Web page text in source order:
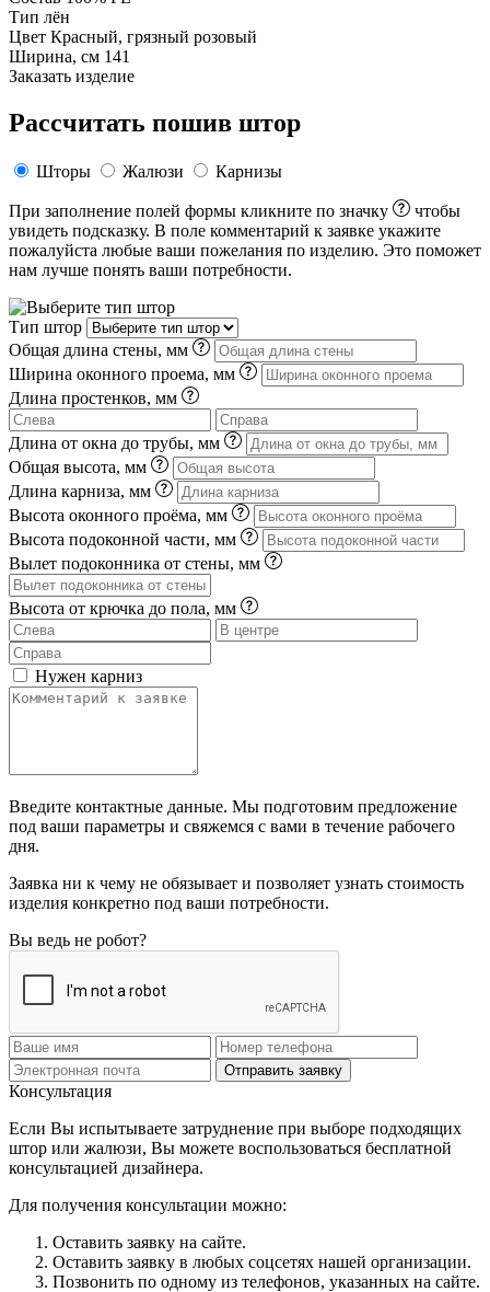
Тип лён
Цвет Красный, грязный розовый
Ширина, см 141
Заказать изделие
Рассчитать пошив штор
Шторы Жалюзи Карнизы
При заполнение полей формы кликните по значку
чтобы
увидеть подсказку. В поле комментарий к заявке укажите
пожалуйста любые ваши пожелания по изделию. Это поможет
нам лучше понять ваши потребности.
Тип штор
Общая длина стены, мм
Ширина оконного проема, мм
Длина простенков, мм
Длина от окна до трубы, мм
Общая высота, мм
Длина карниза, мм
Высота оконного проёма, мм
Высота подоконной части, мм
Вылет подоконника от стены, мм
Высота от крючка до пола, мм
Нужен карниз
Введите контактные данные. Мы подготовим предложение
под ваши параметры и свяжемся с вами в течение рабочего
дня.
Заявка ни к чему не обязывает и позволяет узнать стоимость
изделия конкретно под ваши потребности.
Вы ведь не робот?
Отправить заявку
Консультация
Если Вы испытываете затруднение при выборе подходящих
штор или жалюзи, Вы можете воспользоваться бесплатной
консультацией дизайнера.
Для получения консультации можно:
Оставить заявку на сайте.
Оставить заявку в любых соцсетях нашей организации.
Позвонить по одному из телефонов, указанных на сайте.